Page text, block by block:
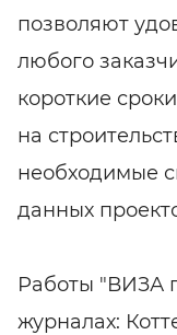
позволяют
любого
короткие
на
необходимые
данных
Работы "ВИЗА
журналах: